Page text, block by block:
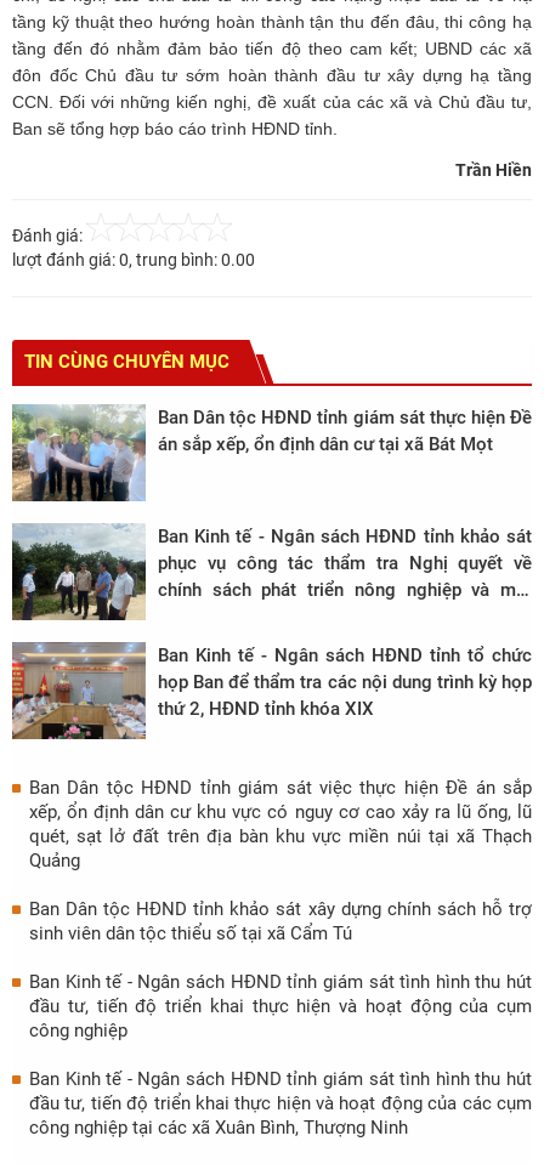
tầng kỹ thuật theo hướng hoàn thành tận thu đến đâu, thi công hạ
tầng đến đó nhằm đảm bảo tiến độ theo cam kết; UBND các xã
đôn đốc Chủ đầu tư sớm hoàn thành đầu tư xây dựng hạ tầng
CCN. Đối với những kiến nghị, đề xuất của các xã và Chủ đầu tư,
Ban sẽ tổng hợp báo cáo trình HĐND tỉnh.
Trần Hiền
Đánh giá:
lượt đánh giá:0, trung bình:0.00
TIN CÙNG CHUYÊN MỤC
Ban Dân tộc HĐND tỉnh giám sát thực hiện Đề
án sắp xếp, ổn định dân cư tại xã Bát Mọt
Ban Kinh tế - Ngân sách HĐND tỉnh khảo sát
phục vụ công tác thẩm tra Nghị quyết về
chính sách phát triển nông nghiệp và môi
2030 tại xã Xuân Bình.
Ban Kinh tế - Ngân sách HĐND tỉnh tổ chức
họp Ban để thẩm tra các nội dung trình kỳ họp
thứ 2, HĐND tỉnh khóa XIX
Ban Dân tộc HĐND tỉnh giám sát việc thực hiện Đề án sắp
xếp, ổn định dân cư khu vực có nguy cơ cao xảy ra lũ ống, lũ
quét, sạt lở đất trên địa bàn khu vực miền núi tại xã Thạch
Quảng
Ban Dân tộc HĐND tỉnh khảo sát xây dựng chính sách hỗ trợ
sinh viên dân tộc thiểu số tại xã Cẩm Tú
Ban Kinh tế - Ngân sách HĐND tỉnh giám sát tình hình thu hút
đầu tư, tiến độ triển khai thực hiện và hoạt động của cụm
công nghiệp
Ban Kinh tế - Ngân sách HĐND tỉnh giám sát tình hình thu hút
đầu tư, tiến độ triển khai thực hiện và hoạt động của các cụm
công nghiệp tại các xã Xuân Bình, Thượng Ninh